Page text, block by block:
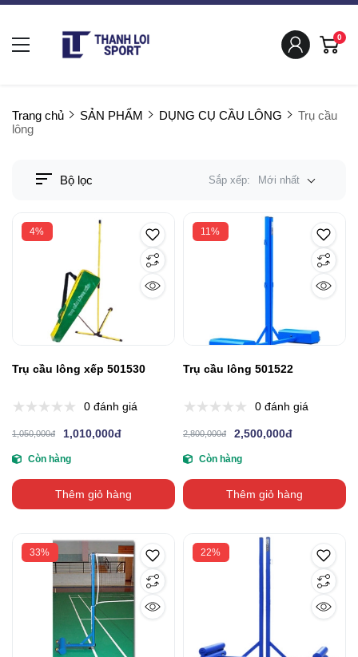
0
Trang chủ SẢN PHẨM DỤNG CỤ CẦU LÔNG
Trụ cầu
lông
Bộ lọc Sắp xếp: Mới nhất
4%
Trụ cầu lông xếp 501530
0 đánh giá
1,050,000đ 1,010,000đ
Còn hàng
Thêm giỏ hàng
11%
Trụ cầu lông 501522
0 đánh giá
2,800,000đ 2,500,000đ
Còn hàng
Thêm giỏ hàng
33% 22%